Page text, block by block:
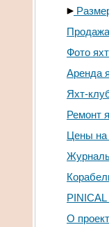
Фото яхт
Аренда
Яхт-
Ремонт
Цены на
О